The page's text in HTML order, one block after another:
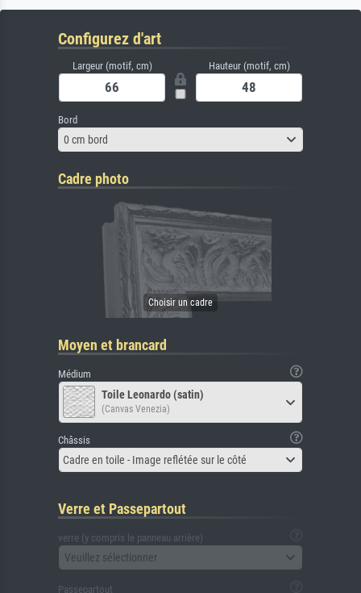
Configurez d'art
Largeur (motif, cm) Hauteur (motif, cm)
Bord
0 cm bord
Cadre photo
Moyen et brancard
Médium
Toile Leonardo (satin)
(Canvas Venezia)
Châssis
Cadre en toile - Image reflétée sur le côté
Verre et Passepartout
verre (y compris le panneau arrière)
Veuillez sélectionner
Passepartout